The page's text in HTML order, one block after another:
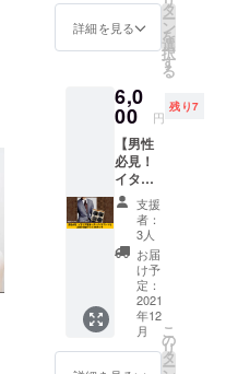
も実践
してい
イティ
ングの
特別に
公開で
す。 ※
日程は
メール
にて調
整いた
しま
す。 ※2
時間の
オンラ
インで
の体験
リウム
ボール
ペン 女
手伝い
するプ
ロジェ
クト！
一つ一
つが手
作り
で、素
材にも
こだ
わった
ハーバ
リウム
ボール
ペンで
す。 ※
詳細を見る
タ
ー
ン
を
選
択
す
る
6,0
00 円
残り7
【男性
必見！
イタリ
ア製
オー
ダーメ
イド
スーツ
とお揃
い高級
マスク2
枚セッ
ト】 一
支援
者：
3人
お届
け予
定：
2021
年12
月
こ
の
リ
タ
ー